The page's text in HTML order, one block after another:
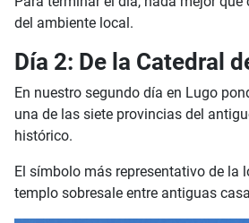
del ambiente local.
Día 2: De la Catedral
En nuestro segundo día en Lugo
una de las siete provincias del
histórico.
El símbolo más representativo de la
templo sobresale entre antiguas